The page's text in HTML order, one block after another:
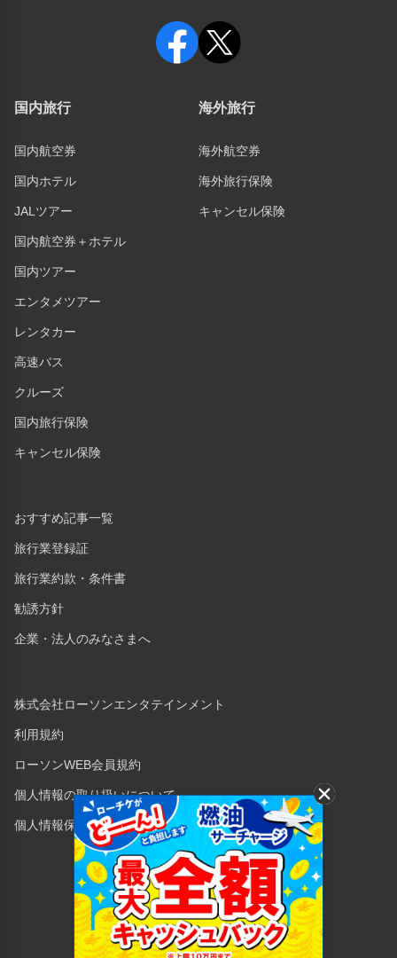
国内旅行
国内航空券
国内ホテル
JALツアー
国内航空券＋ホテル
国内ツアー
エンタメツアー
レンタカー
高速バス
クルーズ
国内旅行保険
キャンセル保険
海外旅行
海外航空券
海外旅行保険
キャンセル保険
おすすめ記事一覧
旅行業登録証
旅行業約款・条件書
勧誘方針
企業・法人のみなさまへ
株式会社ローソンエンタテインメント
利用規約
ローソンWEB会員規約
個人情報の取り扱いについて
個人情報保護方針
Copyright © 1998 Lawson Entertainment, Inc.